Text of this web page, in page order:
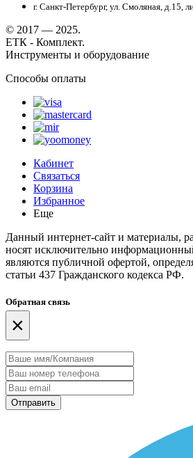
г. Санкт-Петербург, ул. Смоляная, д.15,
© 2017 — 2025.
ЕТК - Комплект.
Инструменты и оборудование
Способы оплаты
Кабинет
Связаться
Корзина
Избранное
Еще
Данный интернет-сайт и материалы,
носят исключительно
являются публичной офертой,
статьи 437 Гражданского кодекса РФ.
Обратная связь
×
Отправить